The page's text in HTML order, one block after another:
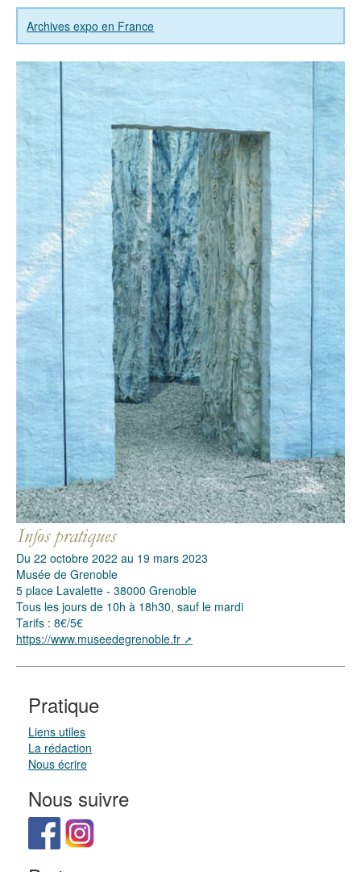
Archives expo en France
Du 22 octobre 2022 au 19 mars 2023
Musée de Grenoble
5 place Lavalette - 38000 Grenoble
Tous les jours de 10h à 18h30, sauf le mardi
Tarifs : 8€/5€
https://www.museedegrenoble.fr
Pratique
Liens utiles
La rédaction
Nous écrire
Nous suivre